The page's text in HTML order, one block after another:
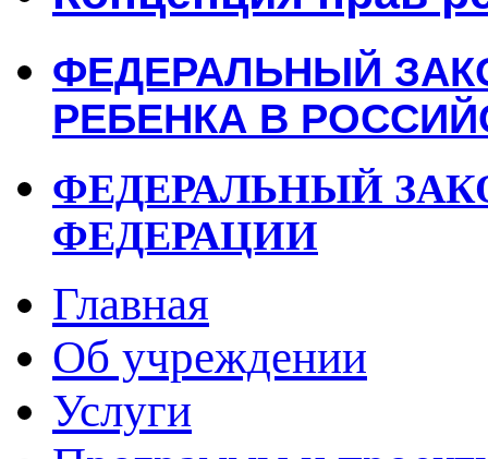
ФЕДЕРАЛЬНЫЙ
РЕБЕНКА В
ФЕДЕРАЛЬНЫЙ
ФЕДЕРАЦИИ
Главная
Об учреждении
Услуги